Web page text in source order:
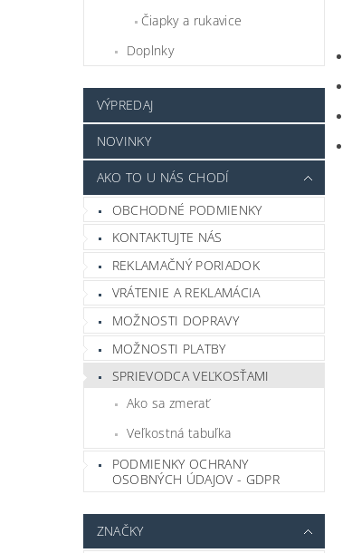
Čiapky a rukavice
Doplnky
VÝPREDAJ
NOVINKY
AKO TO U NÁS CHODÍ
OBCHODNÉ PODMIENKY
KONTAKTUJTE NÁS
REKLAMAČNÝ PORIADOK
VRÁTENIE A REKLAMÁCIA
MOŽNOSTI DOPRAVY
MOŽNOSTI PLATBY
SPRIEVODCA VEĽKOSŤAMI
Ako sa zmerať
Veľkostná tabuľka
PODMIENKY OCHRANY
OSOBNÝCH ÚDAJOV - GDPR
ZNAČKY